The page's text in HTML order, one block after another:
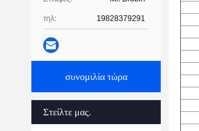
τηλ: 19828379291
συνομιλία τώρα
Στείλτε μας.